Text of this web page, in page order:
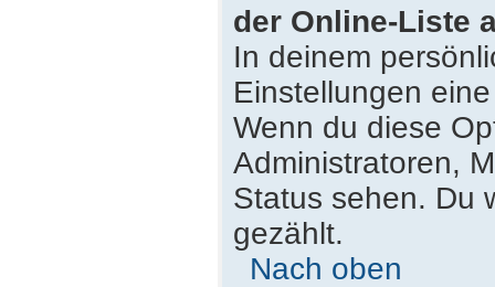
der Online-Liste
In deinem
Einstellungen
Wenn du diese
Administratoren,
Status sehen. Du
gezählt.
Nach oben